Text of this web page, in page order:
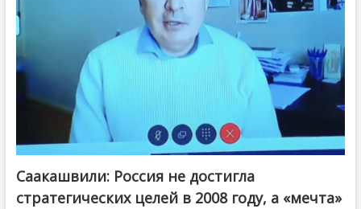
Саакашвили: Россия не достигла
стратегических целей в 2008 году, а «мечта»